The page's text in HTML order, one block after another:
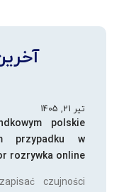
تیر 21, 1405
polskie
przypadku w
rozrywka online
czujności